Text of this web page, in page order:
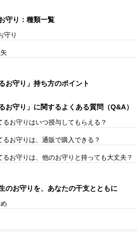
守り：種類一覧
守り
お守り」持ち方のポイント
お守り」に関するよくある質問（Q&A）
お守りはいつ授与してもらえる？
お守りは、通販で購入できる？
お守りは、他のお守りと持っても大丈夫？
のお守りを、あなたの干支とともに